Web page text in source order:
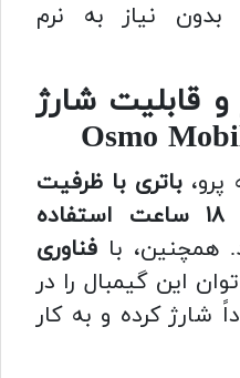
اپلیکیشن DJI Mimo بدون نیاز به نرم
قابلیت شارژ
باتری با ظرفیت
۱۸ ساعت استفاده
همچنین، با فناوری
این گیمبال را در
شارژ کرده و به کار